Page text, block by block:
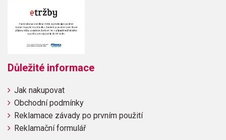
Midnight ClearWaltz of the FlowersSilent NightWe Wish
You a Merry Christmas
Důležité informace
Jak nakupovat
Obchodní podmínky
Reklamace závady po prvním použití
Reklamační formulář